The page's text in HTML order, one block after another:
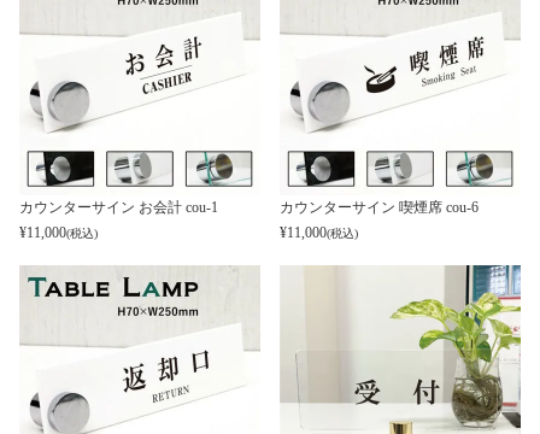
カウンターサイン お会計 cou-1
¥11,000(税込)
カウンターサイン 喫煙席 cou-6
¥11,000(税込)